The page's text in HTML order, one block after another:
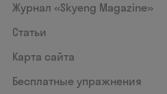
Журнал «Skyeng Magazine»
Статьи
Карта сайта
Бесплатные упражнения